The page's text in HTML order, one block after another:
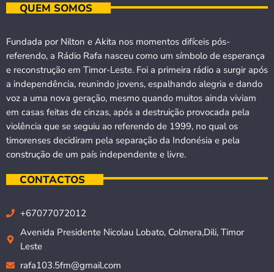
QUEM SOMOS
Fundada por Nilton e Akita nos momentos difíceis pós-
referendo, a Rádio Rafa nasceu como um símbolo de esperança
e reconstrução em Timor-Leste. Foi a primeira rádio a surgir após
a independência, reunindo jovens, espalhando alegria e dando
voz a uma nova geração, mesmo quando muitos ainda viviam
em casas feitas de cinzas, após a destruição provocada pela
violência que se seguiu ao referendo de 1999, no qual os
timorenses decidiram pela separação da Indonésia e pela
construção de um país independente e livre.
CONTACTOS
+67077072012
Avenida Presidente Nicolau Lobato, Colmera,Dili, Timor
Leste
rafa103.5fm@gmail.com